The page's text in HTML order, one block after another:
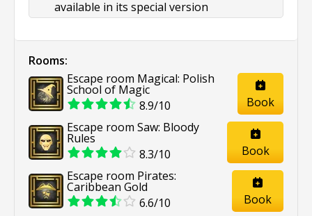
available in its special version
Rooms:
Escape room Magical: Polish
School of Magic
8.9/10
Book
Escape room Saw: Bloody
Rules
8.3/10
Book
Escape room Pirates:
Caribbean Gold
6.6/10
Book